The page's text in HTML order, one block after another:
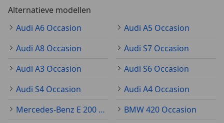
Alternatieve modellen
Audi A6 Occasion
Audi A5 Occasion
Audi A8 Occasion
Audi S7 Occasion
Audi A3 Occasion
Audi S6 Occasion
Audi S4 Occasion
Audi A4 Occasion
Mercedes-Benz E 200 Occasion
BMW 420 Occasion